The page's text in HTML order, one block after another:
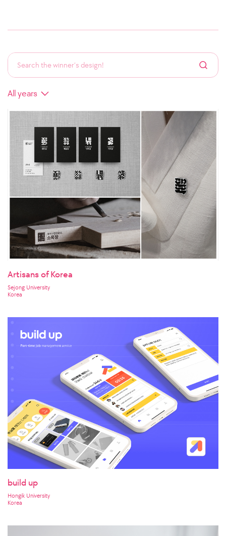
Artisans of Korea
Sejong University
Korea
build up
Hongik University
Korea